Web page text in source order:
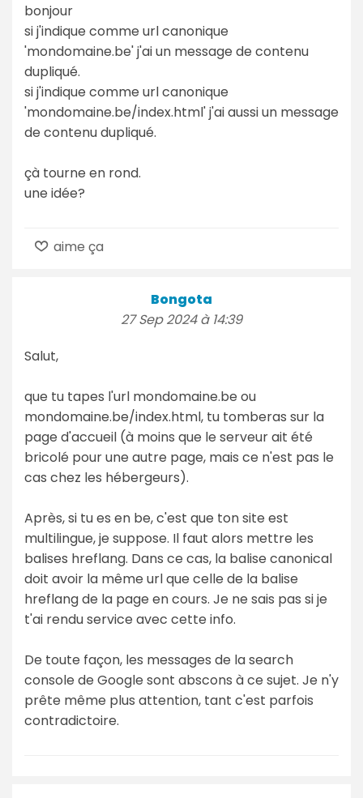
bonjour
si j'indique comme url canonique
'mondomaine.be' j'ai un message de contenu
dupliqué.
si j'indique comme url canonique
'mondomaine.be/index.html' j'ai aussi un message
de contenu dupliqué.
çà tourne en rond.
une idée?
aime ça
Bongota
27 Sep 2024 à 14:39
Salut,
que tu tapes l'url mondomaine.be ou
mondomaine.be/index.html, tu tomberas sur la
page d'accueil (à moins que le serveur ait été
bricolé pour une autre page, mais ce n'est pas le
cas chez les hébergeurs).
Après, si tu es en be, c'est que ton site est
multilingue, je suppose. Il faut alors mettre les
balises hreflang. Dans ce cas, la balise canonical
doit avoir la même url que celle de la balise
hreflang de la page en cours. Je ne sais pas si je
t'ai rendu service avec cette info.
De toute façon, les messages de la search
console de Google sont abscons à ce sujet. Je n'y
prête même plus attention, tant c'est parfois
contradictoire.